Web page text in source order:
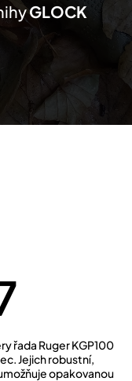
GLOCK
řada Ruger KGP100
Jejich robustní,
opakovanou